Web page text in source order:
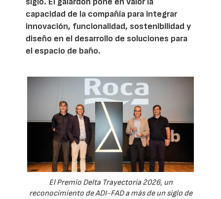
capacidad de la compañía para integrar
innovación, funcionalidad, sostenibilidad y
diseño en el desarrollo de soluciones para
el espacio de baño.
El Premio Delta Trayectoria 2026, un
reconocimiento de ADI-FAD a más de un siglo de